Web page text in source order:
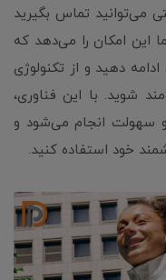
می‌توانید تماس بگیرید
این امکان را می‌دهد که
دهید و از تکنولوژی
شوید. با این فناوری،
سهولت انجام می‌شود و
خود استفاده کنید.